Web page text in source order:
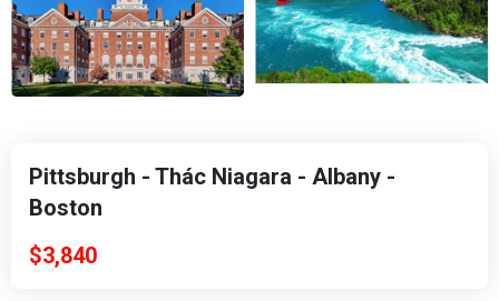
Pittsburgh - Thác Niagara - Albany -
Boston
$3,840